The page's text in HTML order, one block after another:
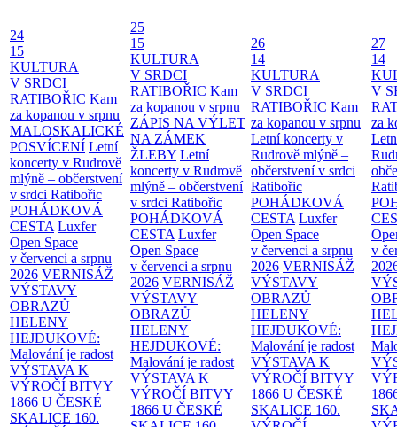
24
15
KULTURA
V SRDCI
RATIBOŘIC Kam
za kopanou v srpnu
MALOSKALICKÉ
POSVÍCENÍ Letní
koncerty v Rudrově
mlýně – občerstvení
v srdci Ratibořic
POHÁDKOVÁ
CESTA Luxfer
Open Space
v červenci a srpnu
2026 VERNISÁŽ
VÝSTAVY
OBRAZŮ
HELENY
HEJDUKOVÉ:
Malování je radost
VÝSTAVA K
VÝROČÍ BITVY
1866 U ČESKÉ
SKALICE 160.
25
15
KULTURA
V SRDCI
RATIBOŘIC Kam
za kopanou v srpnu
ZÁPIS NA VÝLET
NA ZÁMEK
ŽLEBY Letní
koncerty v Rudrově
mlýně – občerstvení
v srdci Ratibořic
POHÁDKOVÁ
CESTA Luxfer
Open Space
v červenci a srpnu
2026 VERNISÁŽ
VÝSTAVY
OBRAZŮ
HELENY
HEJDUKOVÉ:
Malování je radost
VÝSTAVA K
VÝROČÍ BITVY
1866 U ČESKÉ
26
14
KULTURA
V SRDCI
RATIBOŘIC Kam
za kopanou v srpnu
Letní koncerty v
Rudrově mlýně –
občerstvení v srdci
Ratibořic
POHÁDKOVÁ
CESTA Luxfer
Open Space
v červenci a srpnu
2026 VERNISÁŽ
VÝSTAVY
OBRAZŮ
HELENY
HEJDUKOVÉ:
Malování je radost
VÝSTAVA K
VÝROČÍ BITVY
1866 U ČESKÉ
SKALICE 160.
27
14
V
za
v